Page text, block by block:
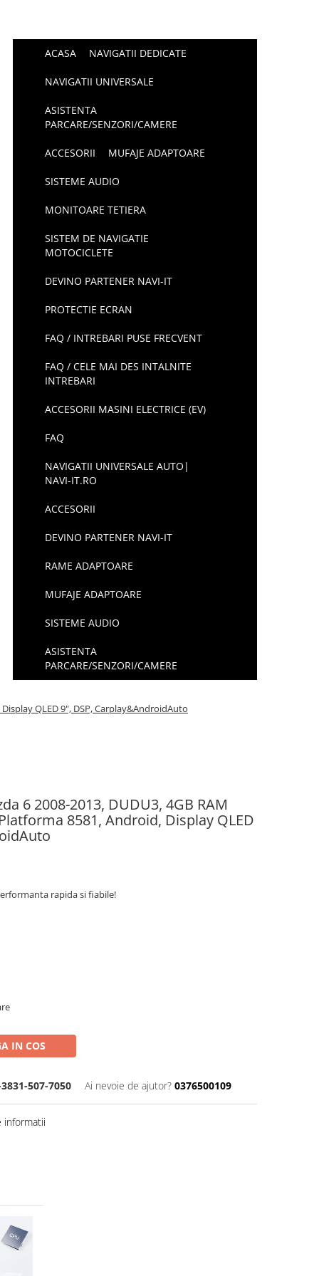
ACASA NAVIGATII DEDICATE
NAVIGATII UNIVERSALE
ASISTENTA
PARCARE/SENZORI/CAMERE
ACCESORII MUFAJE ADAPTOARE
SISTEME AUDIO
MONITOARE TETIERA
SISTEM DE NAVIGATIE
MOTOCICLETE
DEVINO PARTENER NAVI-IT
PROTECTIE ECRAN
FAQ / INTREBARI PUSE FRECVENT
FAQ / CELE MAI DES INTALNITE
INTREBARI
ACCESORII MASINI ELECTRICE (EV)
FAQ
NAVIGATII UNIVERSALE AUTO|
NAVI-IT.RO
ACCESORII
DEVINO PARTENER NAVI-IT
RAME ADAPTOARE
MUFAJE ADAPTOARE
SISTEME AUDIO
ASISTENTA
PARCARE/SENZORI/CAMERE
QLED 9", DSP, Carplay&AndroidAuto
6 2008-2013, DUDU3, 4GB RAM
8581, Android, Display QLED
rapida si fiabile!
IN COS
507-7050 Ai nevoie de ajutor? 0376500109
informatii